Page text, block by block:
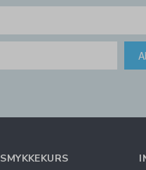
SMYKKEKURS